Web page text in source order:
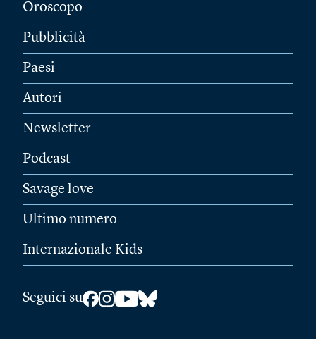
Oroscopo
Pubblicità
Paesi
Autori
Newsletter
Podcast
Savage love
Ultimo numero
Internazionale Kids
Seguici su